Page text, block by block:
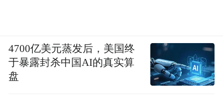
4700亿美元蒸发后，美国终
于暴露封杀中国AI的真实算
盘